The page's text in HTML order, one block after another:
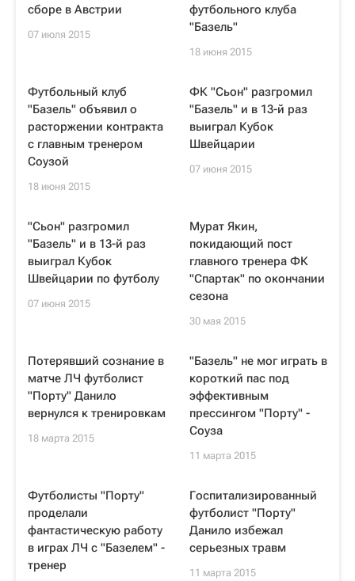
сборе в Австрии
07 июля 2015
футбольного клуба
"Базель"
18 июня 2015
Футбольный клуб
"Базель" объявил о
расторжении контракта
с главным тренером
Соузой
18 июня 2015
ФК "Сьон" разгромил
"Базель" и в 13-й раз
выиграл Кубок
Швейцарии
07 июня 2015
"Сьон" разгромил
"Базель" и в 13-й раз
выиграл Кубок
Швейцарии по футболу
07 июня 2015
Мурат Якин,
покидающий пост
главного тренера ФК
"Спартак" по окончании
сезона
30 мая 2015
Потерявший сознание в
матче ЛЧ футболист
"Порту" Данило
вернулся к тренировкам
18 марта 2015
"Базель" не мог играть в
короткий пас под
эффективным
прессингом "Порту" -
Соуза
11 марта 2015
Футболисты "Порту"
проделали
фантастическую работу
в играх ЛЧ с "Базелем" -
тренер
Госпитализированный
футболист "Порту"
Данило избежал
серьезных травм
11 марта 2015